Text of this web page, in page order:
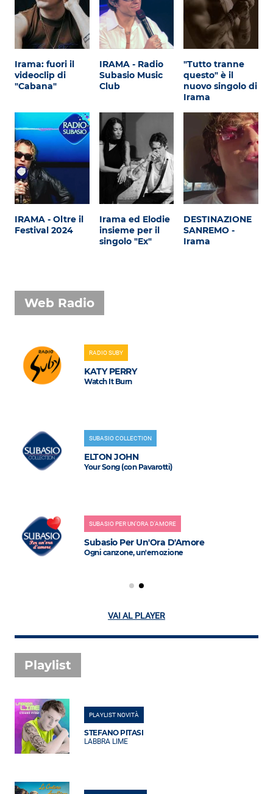
Irama: fuori il
videoclip di
"Cabana"
IRAMA - Radio
Subasio Music
Club
"Tutto tranne
questo" è il
nuovo singolo di
Irama
IRAMA - Oltre il
Festival 2024
Irama ed Elodie
insieme per il
singolo "Ex"
DESTINAZIONE
SANREMO -
Irama
Web Radio
RADIO SUBY
KATY PERRY
Watch It Burn
SUBASIO COLLECTION
ELTON JOHN
Your Song (con Pavarotti)
SUBASIO PER UN'ORA D'AMORE
Subasio Per Un'Ora D'Amore
Ogni canzone, un'emozione
VAI AL PLAYER
Playlist
PLAYLIST NOVITÀ
STEFANO PITASI
LABBRA LIME